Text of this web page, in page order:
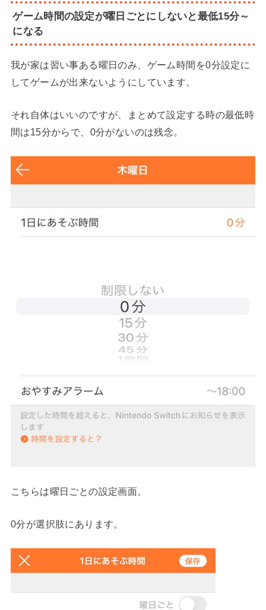
ゲーム時間の設定が曜日ごとにしないと最低15分～
になる
我が家は習い事ある曜日のみ、ゲーム時間を0分設定に
してゲームが出来ないようにしています。
それ自体はいいのですが、まとめて設定する時の最低時
間は15分からで、0分がないのは残念。
こちらは曜日ごとの設定画面。
0分が選択肢にあります。